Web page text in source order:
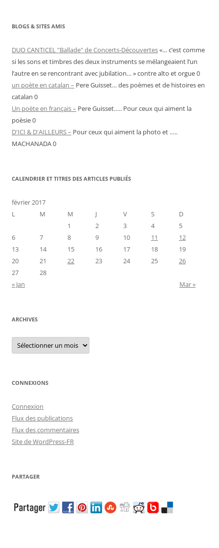
BLOGS & SITES AMIS
DUO CANTICEL "Ballade" de Concerts-Découvertes«… c’est comme
si les sons et timbres des deux instruments se mélangeaient l’un
l’autre en se rencontrant avec jubilation… » contre alto et orgue 0
un poète en catalan – Pere Guisset… des poèmes et de histoires en
catalan 0
Un poète en français – Pere Guisset….. Pour ceux qui aiment la
poèsie 0
D'ICI & D'AILLEURS – Pour ceux qui aiment la photo et …..
MACHANADA 0
CALENDRIER ET TITRES DES ARTICLES PUBLIÉS
février 2017
L
M M J V S
D
1
2 3 4
5
6
7 8 9 10 11
12
13
14 15 16 17 18
19
20
21 22 23 24 25
26
27
28
« Jan
Mar »
ARCHIVES
Archives
CONNEXIONS
Connexion
Flux des publications
Flux des commentaires
Site de WordPress-FR
PARTAGER